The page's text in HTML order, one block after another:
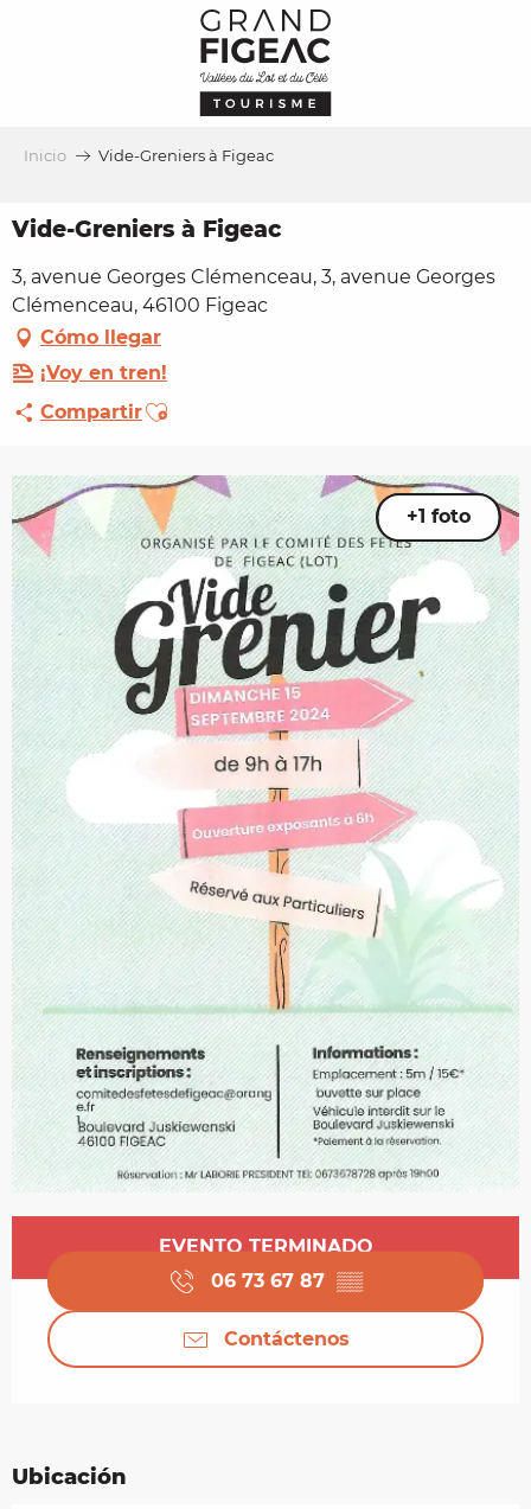
Inicio Vide-Greniers à Figeac
Vide-Greniers à Figeac
3, avenue Georges Clémenceau, 3, avenue Georges
Clémenceau, 46100 Figeac
Cómo llegar
¡Voy en tren!
CompartirAjouter aux favoris
+1 foto
Horarios y datos de contacto
EVENTO TERMINADO
06 73 67 87 ▒▒
Contáctenos
Ubicación